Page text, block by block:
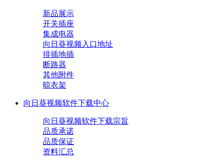
新品展示
开关插座
集成电器
向日葵视频入口地址
排插地插
断路器
其他附件
晾衣架
向日葵视频软件下载中心
向日葵视频软件下载宗旨
品质承诺
品质保证
资料汇总